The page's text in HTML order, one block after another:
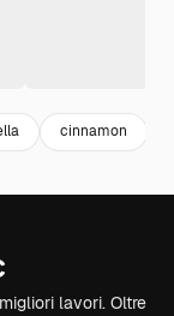
cinnamon
lavori. Oltre